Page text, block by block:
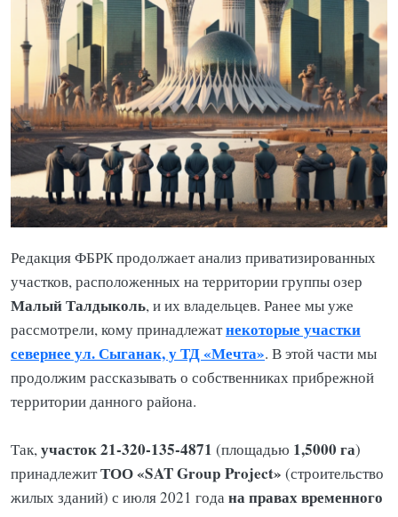
Редакция ФБРК продолжает анализ приватизированных
участков, расположенных на территории группы озер
Малый Талдыколь, и их владельцев. Ранее мы уже
рассмотрели, кому принадлежатнекоторые участки
севернее ул. Сыганак, у ТД «Мечта». В этой части мы
продолжим рассказывать о собственниках прибрежной
территории данного района.
Так, участок 21-320-135-4871 (площадью 1,5000 га)
принадлежитТОО «SAT Group Project» (строительство
жилых зданий) с июля 2021 года на правах временного